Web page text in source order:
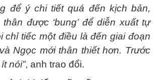
để ý chi tiết quá đến kịch bản,
được ‘bung’ để diễn xuất tự
chỉ tiếc một điều là đến giai đoạn
Ngọc mới thân thiết hơn. Trước
nói”, anh trao đổi.